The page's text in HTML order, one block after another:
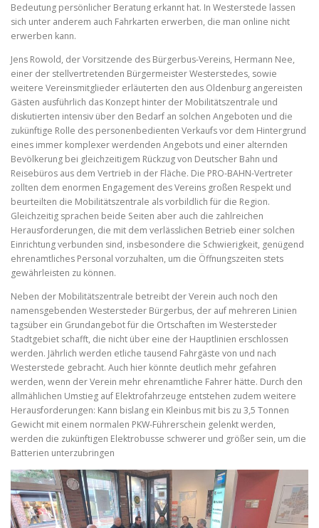
Bedeutung persönlicher Beratung erkannt hat. In Westerstede lassen
sich unter anderem auch Fahrkarten erwerben, die man online nicht
erwerben kann.
Jens Rowold, der Vorsitzende des Bürgerbus-Vereins, Hermann Nee,
einer der stellvertretenden Bürgermeister Westerstedes, sowie
weitere Vereinsmitglieder erläuterten den aus Oldenburg angereisten
Gästen ausführlich das Konzept hinter der Mobilitätszentrale und
diskutierten intensiv über den Bedarf an solchen Angeboten und die
zukünftige Rolle des personenbedienten Verkaufs vor dem Hintergrund
eines immer komplexer werdenden Angebots und einer alternden
Bevölkerung bei gleichzeitigem Rückzug von Deutscher Bahn und
Reisebüros aus dem Vertrieb in der Fläche. Die PRO-BAHN-Vertreter
zollten dem enormen Engagement des Vereins großen Respekt und
beurteilten die Mobilitätszentrale als vorbildlich für die Region.
Gleichzeitig sprachen beide Seiten aber auch die zahlreichen
Herausforderungen, die mit dem verlässlichen Betrieb einer solchen
Einrichtung verbunden sind, insbesondere die Schwierigkeit, genügend
ehrenamtliches Personal vorzuhalten, um die Öffnungszeiten stets
gewährleisten zu können.
Neben der Mobilitätszentrale betreibt der Verein auch noch den
namensgebenden Westersteder Bürgerbus, der auf mehreren Linien
tagsüber ein Grundangebot für die Ortschaften im Westersteder
Stadtgebiet schafft, die nicht über eine der Hauptlinien erschlossen
werden. Jährlich werden etliche tausend Fahrgäste von und nach
Westerstede gebracht. Auch hier könnte deutlich mehr gefahren
werden, wenn der Verein mehr ehrenamtliche Fahrer hätte. Durch den
allmählichen Umstieg auf Elektrofahrzeuge entstehen zudem weitere
Herausforderungen: Kann bislang ein Kleinbus mit bis zu 3,5 Tonnen
Gewicht mit einem normalen PKW-Führerschein gelenkt werden,
werden die zukünftigen Elektrobusse schwerer und größer sein, um die
Batterien unterzubringen